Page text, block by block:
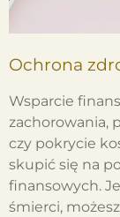
Ochrona
Wsparcie
zachorowania,
czy pokrycie
skupić się na
finansowych.
śmierci,